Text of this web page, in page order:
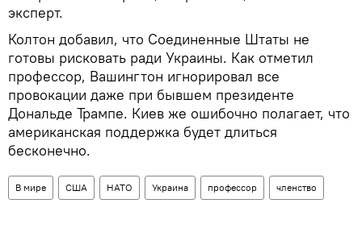
эксперт.
Колтон добавил, что Соединенные Штаты не
готовы рисковать ради Украины. Как отметил
профессор, Вашингтон игнорировал все
провокации даже при бывшем президенте
Дональде Трампе. Киев же ошибочно полагает, что
американская поддержка будет длиться
бесконечно.
В мире США НАТО Украина профессор членство